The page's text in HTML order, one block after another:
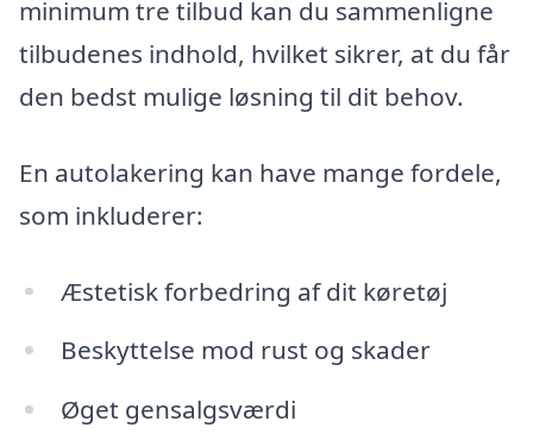
minimum tre tilbud kan du sammenligne
tilbudenes indhold, hvilket sikrer, at du får
den bedst mulige løsning til dit behov.
En autolakering kan have mange fordele,
som inkluderer:
Æstetisk forbedring af dit køretøj
Beskyttelse mod rust og skader
Øget gensalgsværdi